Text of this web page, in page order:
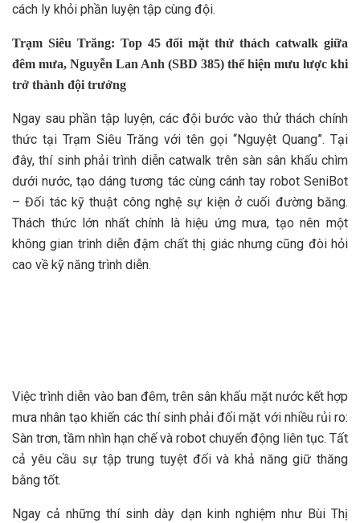
cách ly khỏi phần luyện tập cùng đội.
Trạm Siêu Trăng: Top 45 đối mặt thử thách catwalk giữa
đêm mưa, Nguyễn Lan Anh (SBD 385) thể hiện mưu lược khi
trở thành đội trưởng
Ngay sau phần tập luyện, các đội bước vào thử thách chính
thức tại Trạm Siêu Trăng với tên gọi “Nguyệt Quang”. Tại
đây, thí sinh phải trình diễn catwalk trên sàn sân khấu chìm
dưới nước, tạo dáng tương tác cùng cánh tay robot SeniBot
– Đối tác kỹ thuật công nghệ sự kiện ở cuối đường băng.
Thách thức lớn nhất chính là hiệu ứng mưa, tạo nên một
không gian trình diễn đậm chất thị giác nhưng cũng đòi hỏi
cao về kỹ năng trình diễn.
Việc trình diễn vào ban đêm, trên sân khấu mặt nước kết hợp
mưa nhân tạo khiến các thí sinh phải đối mặt với nhiều rủi ro:
Sàn trơn, tầm nhìn hạn chế và robot chuyển động liên tục. Tất
cả yêu cầu sự tập trung tuyệt đối và khả năng giữ thăng
bằng tốt.
Ngay cả những thí sinh dày dạn kinh nghiệm như Bùi Thị